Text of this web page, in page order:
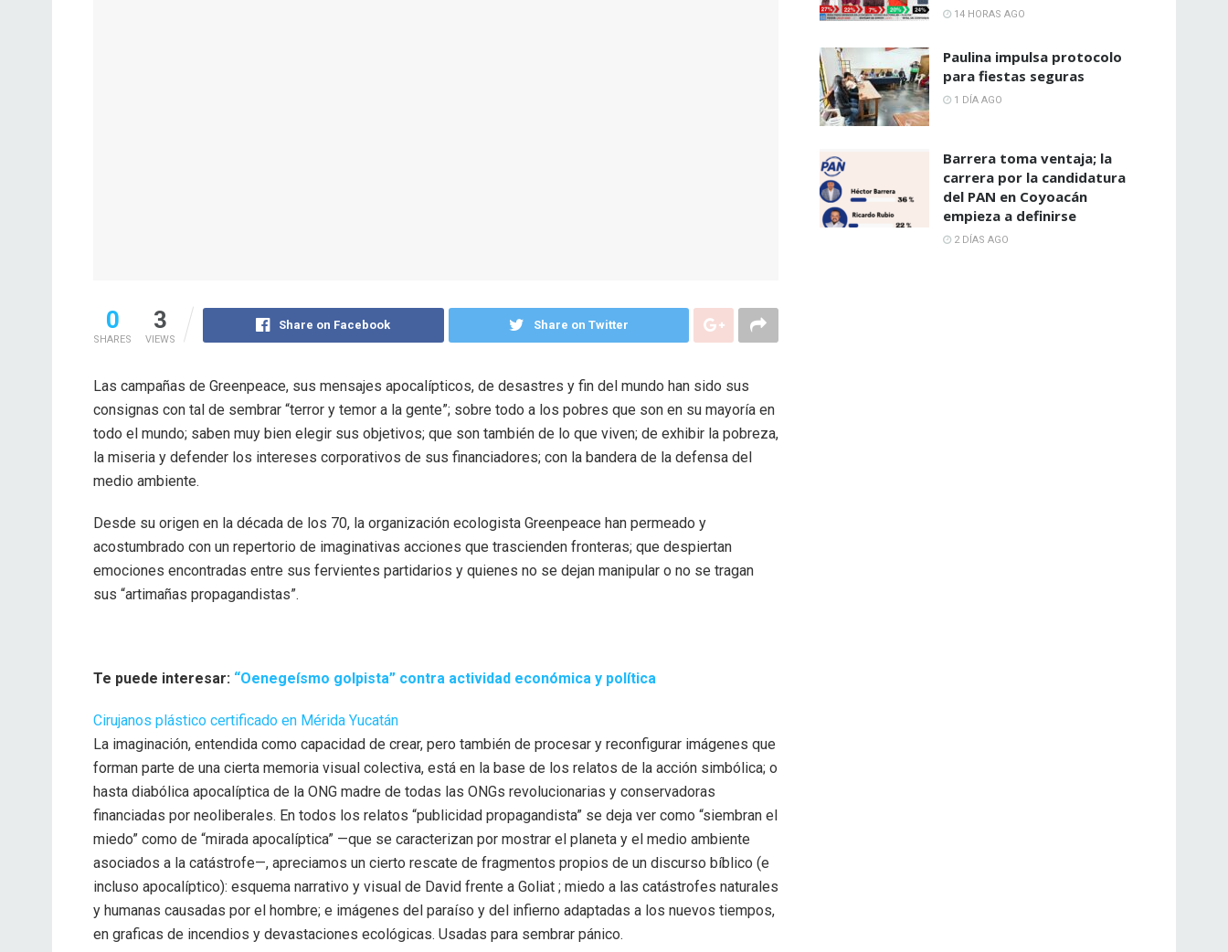
0
SHARES
3
VIEWS
Share on Facebook Share on Twitter
Las campañas de Greenpeace, sus mensajes apocalípticos, de desastres y fin del mundo han sido sus
consignas con tal de sembrar “terror y temor a la gente”; sobre todo a los pobres que son en su mayoría en
todo el mundo; saben muy bien elegir sus objetivos; que son también de lo que viven; de exhibir la pobreza,
la miseria y defender los intereses corporativos de sus financiadores; con la bandera de la defensa del
medio ambiente.
Desde su origen en la década de los 70, la organización ecologista Greenpeace han permeado y
acostumbrado con un repertorio de imaginativas acciones que trascienden fronteras; que despiertan
emociones encontradas entre sus fervientes partidarios y quienes no se dejan manipular o no se tragan
sus “artimañas propagandistas”.
Te puede interesar: “Oenegeísmo golpista” contra actividad económica y política
Cirujanos plástico certificado en Mérida Yucatán
La imaginación, entendida como capacidad de crear, pero también de procesar y reconfigurar imágenes que
forman parte de una cierta memoria visual colectiva, está en la base de los relatos de la acción simbólica; o
hasta diabólica apocalíptica de la ONG madre de todas las ONGs revolucionarias y conservadoras
financiadas por neoliberales. En todos los relatos “publicidad propagandista” se deja ver como “siembran el
miedo” como de “mirada apocalíptica” —que se caracterizan por mostrar el planeta y el medio ambiente
asociados a la catástrofe—, apreciamos un cierto rescate de fragmentos propios de un discurso bíblico (e
incluso apocalíptico): esquema narrativo y visual de David frente a Goliat ; miedo a las catástrofes naturales
y humanas causadas por el hombre; e imágenes del paraíso y del infierno adaptadas a los nuevos tiempos,
en graficas de incendios y devastaciones ecológicas. Usadas para sembrar pánico.
14 HORAS AGO
Paulina impulsa protocolo
para fiestas seguras
1 DÍA AGO
Barrera toma ventaja; la
carrera por la candidatura
del PAN en Coyoacán
empieza a definirse
2 DÍAS AGO